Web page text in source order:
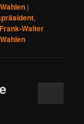
Wahlen |
,
Frank-Walter
Wahlen